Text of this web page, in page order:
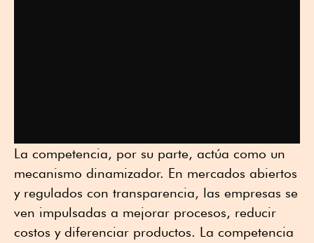
La competencia, por su parte, actúa como un
mecanismo dinamizador. En mercados abiertos
y regulados con transparencia, las empresas se
ven impulsadas a mejorar procesos, reducir
costos y diferenciar productos. La competencia